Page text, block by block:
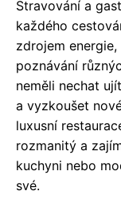
Stravování a
každého
zdrojem
poznávání
neměli nechat
a vyzkoušet
luxusní
rozmanitý a
kuchyni nebo
své.